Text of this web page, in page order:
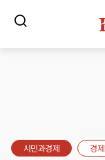
시민과경제 경